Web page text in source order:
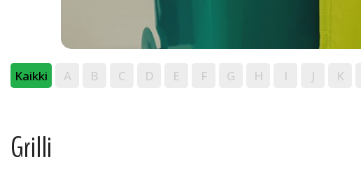
Kaikki A B C D E F G H I J K
Grilli